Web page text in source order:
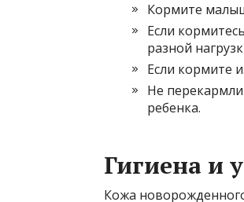
Кормите
Если
разной
Если кормите
Не
ребенка.
Гигиена и
Кожа